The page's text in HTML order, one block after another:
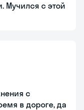
с этой
с
в дороге, да